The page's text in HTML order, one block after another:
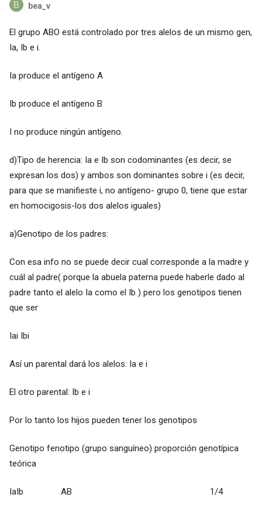
bea_v
El grupo ABO está controlado por tres alelos de un mismo gen,
Ia, Ib e i.
Ia produce el antígeno A
Ib produce el antígeno B
I no produce ningún antígeno.
d)Tipo de herencia: Ia e Ib son codominantes (es decir, se
expresan los dos) y ambos son dominantes sobre i (es decir,
para que se manifieste i, no antígeno- grupo 0, tiene que estar
en homocigosis-los dos alelos iguales)
a)Genotipo de los padres:
Con esa info no se puede decir cual corresponde a la madre y
cuál al padre( porque la abuela paterna puede haberle dado al
padre tanto el alelo Ia como el Ib ) pero los genotipos tienen
que ser
Iai Ibi
Así un parental dará los alelos: Ia e i
El otro parental: Ib e i
Por lo tanto los hijos pueden tener los genotipos
Genotipo fenotipo (grupo sanguíneo) proporción genotípica
teórica
IaIb AB 1/4